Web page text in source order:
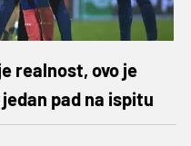
realnost, ovo je
pad na ispitu